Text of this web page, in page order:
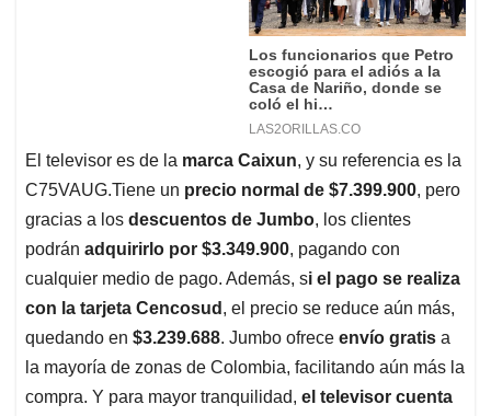
El televisor es de la marca Caixun, y su referencia es la
C75VAUG.Tiene un precio normal de $7.399.900, pero
gracias a los descuentos de Jumbo, los clientes
podrán adquirirlo por $3.349.900, pagando con
cualquier medio de pago. Además, si el pago se realiza
con la tarjeta Cencosud , el precio se reduce aún más,
quedando en $3.239.688. Jumbo ofrece envío gratis a
la mayoría de zonas de Colombia, facilitando aún más la
compra. Y para mayor tranquilidad, el televisor cuenta